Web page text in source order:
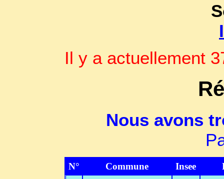
Il y a actuellement
Nous avons
N° Commune Insee